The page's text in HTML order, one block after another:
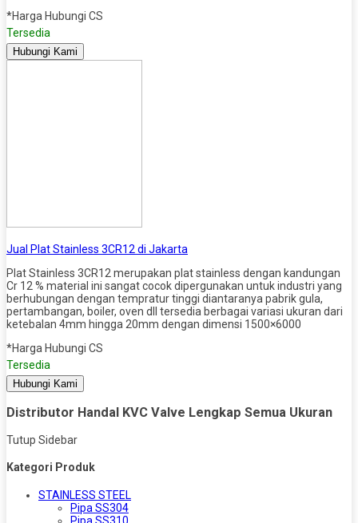
*Harga Hubungi CS
Tersedia
Hubungi Kami
Jual Plat Stainless 3CR12 di Jakarta
Plat Stainless 3CR12 merupakan plat stainless dengan kandungan
Cr 12 % material ini sangat cocok dipergunakan untuk industri yang
berhubungan dengan tempratur tinggi diantaranya pabrik gula,
pertambangan, boiler, oven dll tersedia berbagai variasi ukuran dari
ketebalan 4mm hingga 20mm dengan dimensi 1500×6000
*Harga Hubungi CS
Tersedia
Hubungi Kami
Distributor Handal KVC Valve Lengkap Semua Ukuran
Tutup Sidebar
Kategori Produk
STAINLESS STEEL
Pipa SS304